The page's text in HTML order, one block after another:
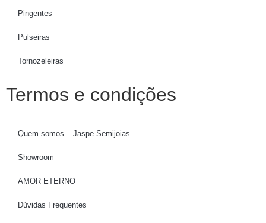
Pingentes
Pulseiras
Tornozeleiras
Termos e condições
Quem somos – Jaspe Semijoias
Showroom
AMOR ETERNO
Dúvidas Frequentes